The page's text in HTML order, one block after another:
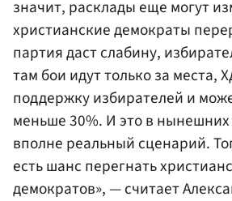
значит, расклады еще могут
христианские демократы
партия даст слабину,
там бои идут только за места,
поддержку избирателей и
меньше 30%. И это в нынешних
вполне реальный сценарий.
есть шанс перегнать
демократов», — считает